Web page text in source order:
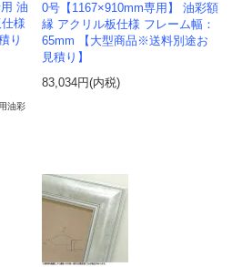
油
様
り
油彩
0号【1167×910mm専用】 油彩額
縁 アクリル板仕様 フレーム幅：
65mm 【大型商品※送料別途お
見積り】
83,034円(内税)